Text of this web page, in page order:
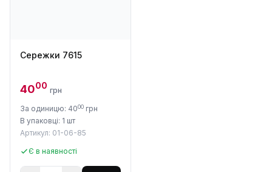
Сережки 7615
4000 грн
За одиницю: 4000 грн
В упаковці: 1 шт
Артикул: 01-06-85
Є в наявності